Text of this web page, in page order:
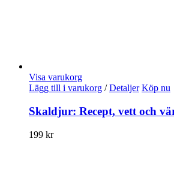
Visa varukorg
Lägg till i varukorg / Detaljer Köp nu
Skaldjur: Recept, vett och
199 kr